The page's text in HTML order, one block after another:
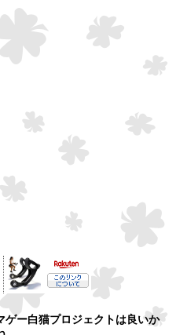
ゲー白猫プロジェクトは良いか